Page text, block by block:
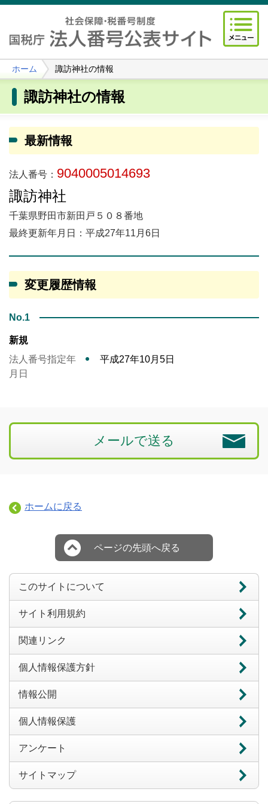
ホーム 諏訪神社の情報
諏訪神社の情報
最新情報
法人番号： 9040005014693
諏訪神社
千葉県野田市新田戸５０８番地
最終更新年月日：平成27年11月6日
変更履歴情報
No.1
新規
法人番号指定年
月日
平成27年10月5日
メールで送る
ホームに戻る
ページの先頭へ戻る
このサイトについて
サイト利用規約
関連リンク
個人情報保護方針
情報公開
個人情報保護
アンケート
サイトマップ